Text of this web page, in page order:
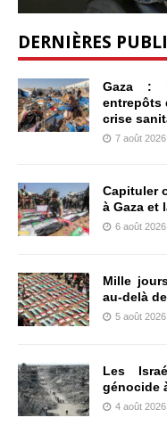
DERNIÈRES
Gaza :
entrepôts
crise
7 août 2026
Capituler
à Gaza et
6 août 2026
Mille
au-delà
5 août 2026
Les
génocide
4 août 2026